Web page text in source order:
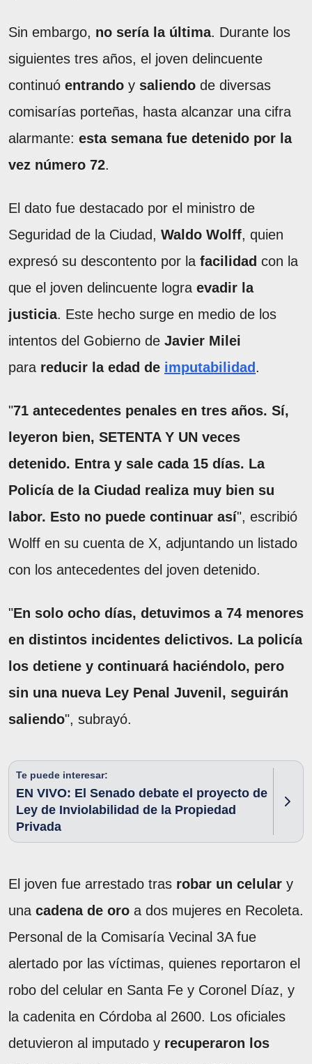
Sin embargo, no sería la última. Durante los
siguientes tres años, el joven delincuente
continuó entrando y saliendo de diversas
comisarías porteñas, hasta alcanzar una cifra
alarmante: esta semana fue detenido por la
vez número 72.
El dato fue destacado por el ministro de
Seguridad de la Ciudad, Waldo Wolff, quien
expresó su descontento por la facilidad con la
que el joven delincuente logra evadir la
justicia. Este hecho surge en medio de los
intentos del Gobierno de Javier Milei
para reducir la edad de imputabilidad .
"71 antecedentes penales en tres años. Sí,
leyeron bien, SETENTA Y UN veces
detenido. Entra y sale cada 15 días. La
Policía de la Ciudad realiza muy bien su
labor. Esto no puede continuar así", escribió
Wolff en su cuenta de X, adjuntando un listado
con los antecedentes del joven detenido.
"En solo ocho días, detuvimos a 74 menores
en distintos incidentes delictivos. La policía
los detiene y continuará haciéndolo, pero
sin una nueva Ley Penal Juvenil, seguirán
saliendo", subrayó.
Te puede interesar:
EN VIVO: El Senado debate el proyecto de
Ley de Inviolabilidad de la Propiedad
Privada
El joven fue arrestado tras robar un celular y
una cadena de oro a dos mujeres en Recoleta.
Personal de la Comisaría Vecinal 3A fue
alertado por las víctimas, quienes reportaron el
robo del celular en Santa Fe y Coronel Díaz, y
la cadenita en Córdoba al 2600. Los oficiales
detuvieron al imputado y recuperaron los